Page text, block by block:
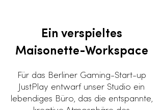
Ein verspieltes
Maisonette-Workspace
​Für das Berliner Gaming-Start-up
JustPlay entwarf unser Studio ein
lebendiges Büro, das die entspannte,